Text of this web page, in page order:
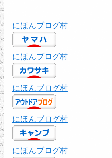
にほんブログ村
にほんブログ村
にほんブログ村
にほんブログ村
にほんブログ村